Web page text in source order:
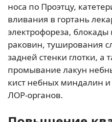
носа по Проэтцу,
вливания в гортань
электрофореза,
раковин, туширования
задней стенки глотки, а
промывание лакун
кист небных миндалин
ЛОР-органов.